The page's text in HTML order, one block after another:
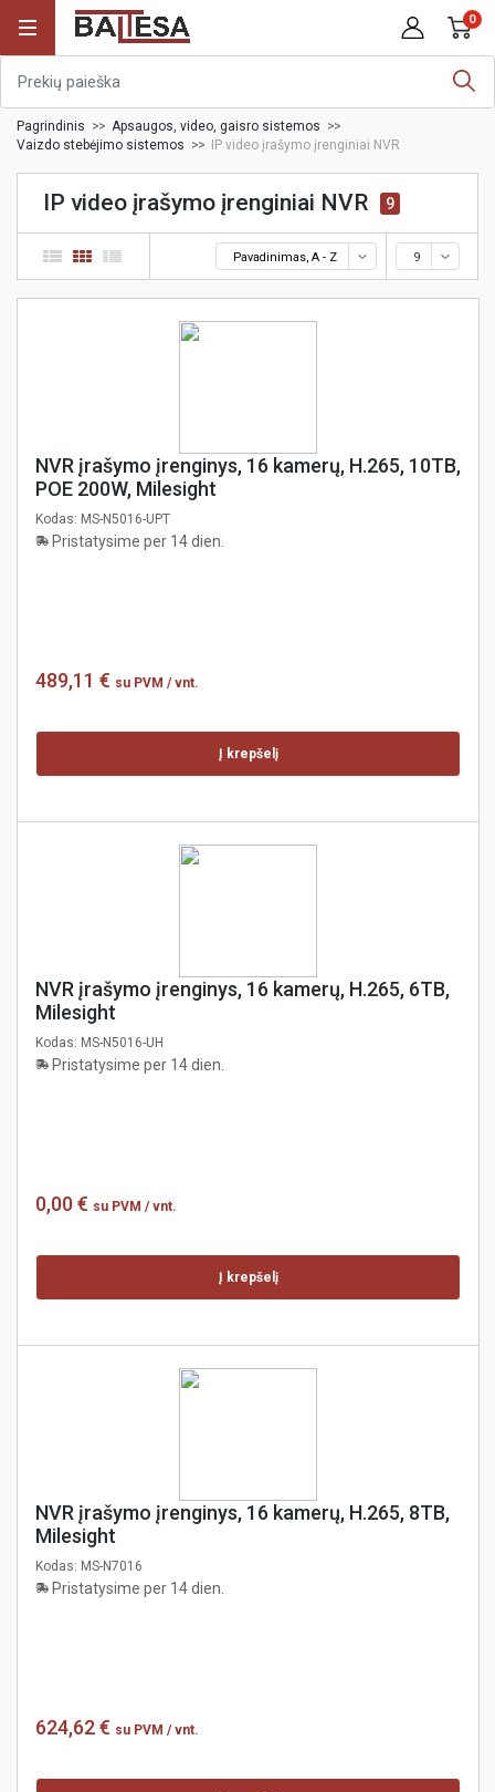
0
Pagrindinis
Apsaugos, video, gaisro sistemos
Vaizdo stebėjimo sistemos
IP video įrašymo įrenginiai NVR
IP video įrašymo įrenginiai NVR 9
Pavadinimas, A - Z 9
NVR įrašymo įrenginys, 16 kamerų, H.265, 10TB,
POE 200W, Milesight
Kodas: MS-N5016-UPT
Pristatysime per 14 dien.
489,11 € su PVM / vnt.
Į krepšelį
NVR įrašymo įrenginys, 16 kamerų, H.265, 6TB,
Milesight
Kodas: MS-N5016-UH
Pristatysime per 14 dien.
0,00 € su PVM / vnt.
Į krepšelį
NVR įrašymo įrenginys, 16 kamerų, H.265, 8TB,
Milesight
Kodas: MS-N7016
Pristatysime per 14 dien.
624,62 € su PVM / vnt.